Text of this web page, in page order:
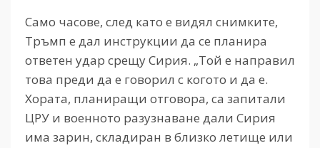
Само часове, след като е видял снимките,
Тръмп е дал инструкции да се планира
ответен удар срещу Сирия. „Той е направил
това преди да е говорил с когото и да е.
Хората, планиращи отговора, са запитали
ЦРУ и военното разузнаване дали Сирия
има зарин, складиран в близко летище или